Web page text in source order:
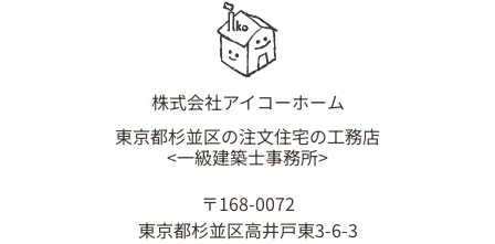
03-3334-0334
株式会社アイコーホーム
東京都杉並区の注文住宅の工務店
<一級建築士事務所>
〒168-0072
東京都杉並区高井戸東3-6-3